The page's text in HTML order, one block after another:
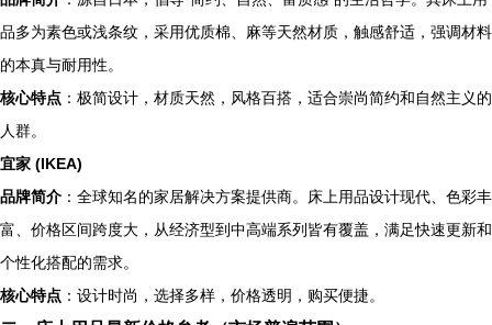
品多为素色或浅条纹，采用优质棉、麻等天然材质，触感舒适，强调材料
的本真与耐用性。
核心特点 ：极简设计，材质天然，风格百搭，适合崇尚简约和自然主义的
人群。
宜家 (IKEA)
品牌简介 ：全球知名的家居解决方案提供商。床上用品设计现代、色彩丰
富、价格区间跨度大，从经济型到中高端系列皆有覆盖，满足快速更新和
个性化搭配的需求。
核心特点 ：设计时尚，选择多样，价格透明，购买便捷。